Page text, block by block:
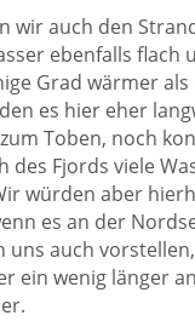
wir auch den
ebenfalls flach
Grad wärmer als
es hier eher
Toben, noch
des Fjords viele
würden aber
es an der
uns auch
ein wenig länger